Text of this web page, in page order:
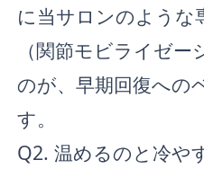
に当サロンのような
（関節モビライゼ
のが、早期回復への
す。
Q2. 温めるのと冷や